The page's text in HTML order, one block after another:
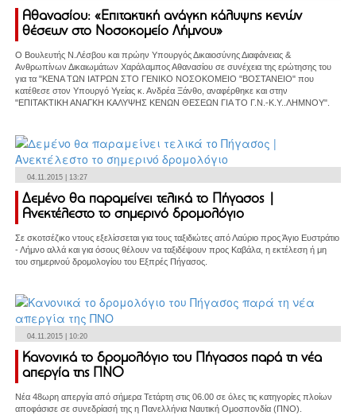
Αθανασίου: «Επιτακτική ανάγκη κάλυψης κενών
θέσεων στο Νοσοκομείο Λήμνου»
Ο Βουλευτής Ν.Λέσβου και πρώην Υπουργός Δικαιοσύνης Διαφάνειας &
Ανθρωπίνων Δικαιωμάτων Χαράλαμπος Αθανασίου σε συνέχεια της ερώτησης του
για τα "ΚΕΝΑ ΤΩΝ ΙΑΤΡΩΝ ΣΤΟ ΓΕΝΙΚΟ ΝΟΣΟΚΟΜΕΙΟ "ΒΟΣΤΑΝΕΙΟ" που
κατέθεσε στον Υπουργό Υγείας κ. Ανδρέα Ξάνθο, αναφέρθηκε και στην
"ΕΠΙΤΑΚΤΙΚΗ ΑΝΑΓΚΗ ΚΑΛΥΨΗΣ ΚΕΝΩΝ ΘΕΣΕΩΝ ΓΙΑ ΤΟ Γ.Ν.-Κ.Υ..ΛΗΜΝΟΥ".
04.11.2015 | 13:27
Δεμένο θα παραμείνει τελικά το Πήγασος |
Ανεκτέλεστο το σημερινό δρομολόγιο
Σε σκοτσέζικο ντους εξελίσσεται για τους ταξιδιώτες από Λαύριο προς Άγιο Ευστράτιο
- Λήμνο αλλά και για όσους θέλουν να ταξιδέψουν προς Καβάλα, η εκτέλεση ή μη
του σημερινού δρομολογίου του Εξπρές Πήγασος.
04.11.2015 | 10:20
Κανονικά το δρομολόγιο του Πήγασος παρά τη νέα
απεργία της ΠΝΟ
Νέα 48ωρη απεργία από σήμερα Τετάρτη στις 06.00 σε όλες τις κατηγορίες πλοίων
αποφάσισε σε συνεδρίασή της η Πανελλήνια Ναυτική Ομοσπονδία (ΠΝΟ).